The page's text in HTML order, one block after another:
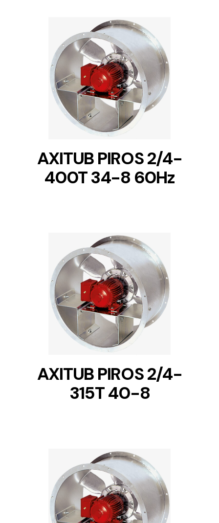
DETAILS
AXITUB PIROS 2/4-
400T 34-8 60Hz
DETAILS
AXITUB PIROS 2/4-
315T 40-8
DETAILS